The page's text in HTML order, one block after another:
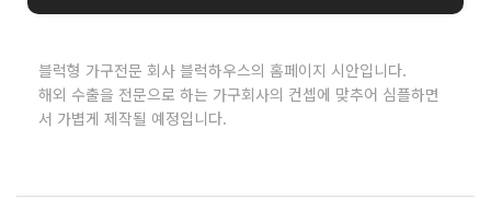
블럭형 가구전문 회사 블럭하우스의 홈페이지 시안입니다.
해외 수출을 전문으로 하는 가구회사의 컨셉에 맞추어 심플하면
서 가볍게 제작될 예정입니다.